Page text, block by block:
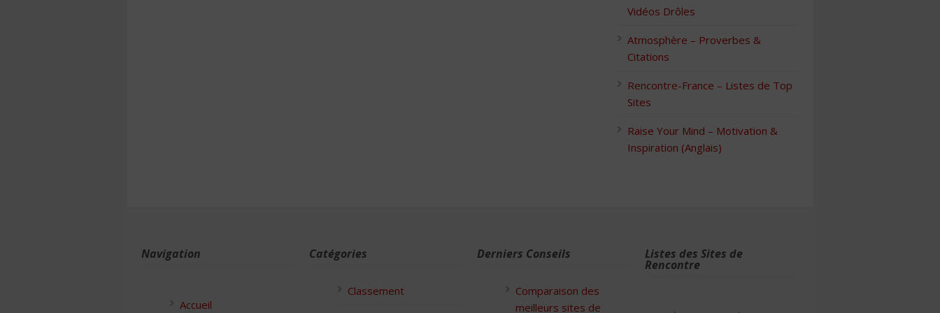
Vidéos Drôles
Atmosphère – Proverbes &
Citations
Rencontre-France – Listes de Top
Sites
Raise Your Mind – Motivation &
Inspiration (Anglais)
Navigation
Accueil
Catégories
Classement
Derniers Conseils
Comparaison des
meilleurs sites de
Listes des Sites de
Rencontre